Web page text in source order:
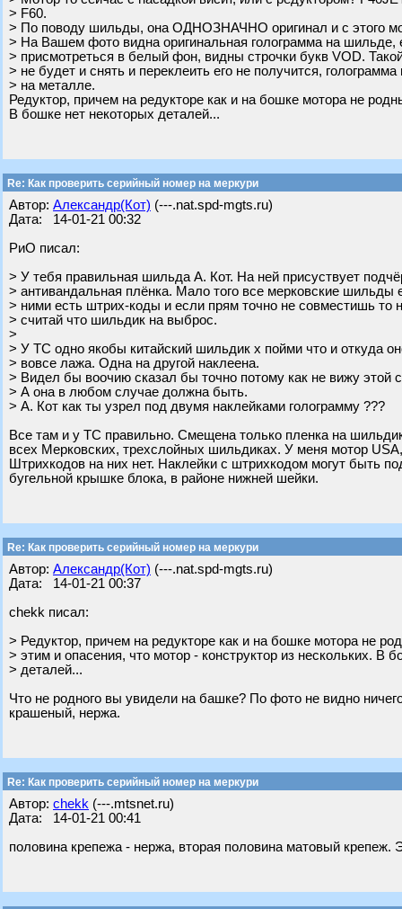
> F60.
> По поводу шильды, она ОДНОЗНАЧНО оригинал и с этого
> На Вашем фото видна оригинальная голограмма на шильде,
> присмотреться в белый фон, видны строчки букв VOD.
> не будет и снять и переклеить его не получится, голограмма
> на металле.
Редуктор, причем на редукторе как и на бошке мотора не
В бошке нет некоторых деталей...
Re: Как проверить серийный номер на меркури
Автор: Александр(Кот) (---.nat.spd-mgts.ru)
Дата: 14-01-21 00:32
РиО писал:
> У тебя правильная шильда А. Кот. На ней присуствует
> антивандальная плёнка. Мало того все мерковские шильды
> ними есть штрих-коды и если прям точно не совместишь то
> считай что шильдик на выброс.
>
> У ТС одно якобы китайский шильдик х пойми что и откуда
> вовсе лажа. Одна на другой наклеена.
> Видел бы воочию сказал бы точно потому как не вижу этой
> А она в любом случае должна быть.
> А. Кот как ты узрел под двумя наклейками голограмму ???
Все там и у ТС правильно. Смещена только пленка на
всех Мерковских, трехслойных шильдиках. У меня мотор
Штрихкодов на них нет. Наклейки с штрихкодом могут быть
бугельной крышке блока, в районе нижней шейки.
Re: Как проверить серийный номер на меркури
Автор: Александр(Кот) (---.nat.spd-mgts.ru)
Дата: 14-01-21 00:37
chekk писал:
> Редуктор, причем на редукторе как и на бошке мотора не
> этим и опасения, что мотор - конструктор из нескольких. В
> деталей...
Что не родного вы увидели на башке? По фото не видно
крашеный, нержа.
Re: Как проверить серийный номер на меркури
Автор: chekk (---.mtsnet.ru)
Дата: 14-01-21 00:41
половина крепежа - нержа, вторая половина матовый